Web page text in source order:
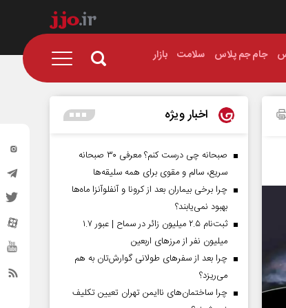
جام جم پلاس سلامت بازار
اخبار ویژه
صبحانه چی درست کنم؟ معرفی ۳۰ صبحانه
سریع، سالم و مقوی برای همه سلیقه‌ها
چرا برخی بیماران بعد از کرونا و آنفلوآنزا ماه‌ها
بهبود نمی‌یابند؟
ثبت‌نام ۲.۵ میلیون زائر در سماح | عبور ۱.۷
میلیون نفر از مرز‌های اربعین
چرا بعد از سفرهای طولانی گوارش‌تان به هم
می‌ریزد؟
چرا ساختمان‌های ناایمن تهران تعیین تکلیف